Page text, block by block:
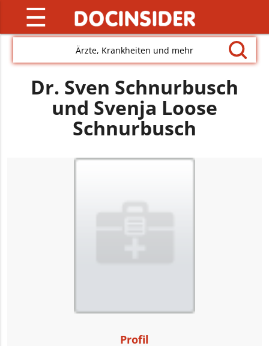
☰
Ärzte, Krankheiten und mehr
Dr. Sven Schnurbusch
und Svenja Loose
Schnurbusch
Profil